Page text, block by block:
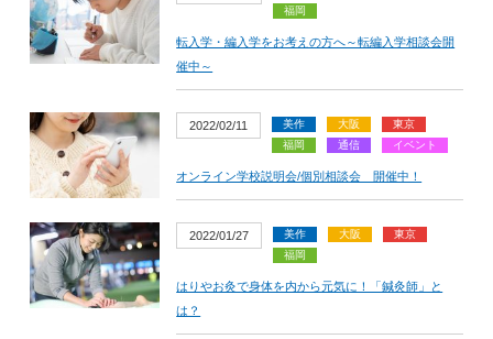
福岡
転入学・編入学をお考えの方へ～転編入学相談会開
催中～
2022/02/11 美作 大阪
東京
福岡
通信 イベント
オンライン学校説明会/個別相談会 開催中！
2022/01/27 美作 大阪
東京
福岡
はりやお灸で身体を内から元気に！「鍼灸師」と
は？